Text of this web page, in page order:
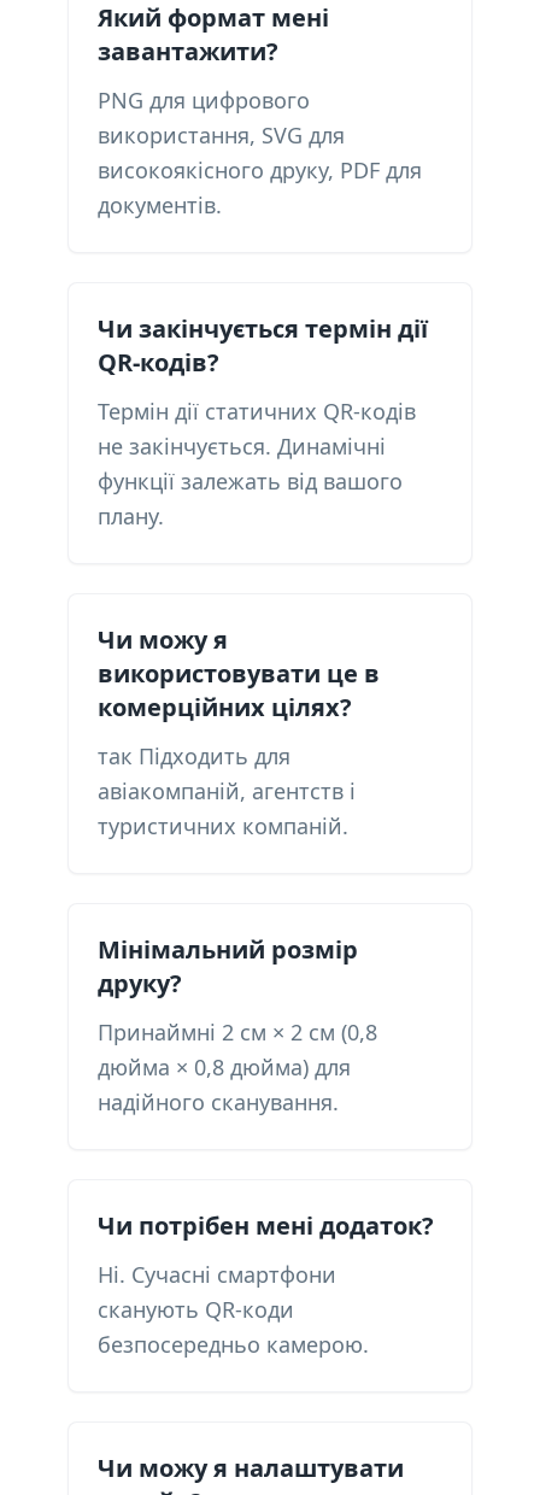
Який формат мені
завантажити?
PNG для цифрового
використання, SVG для
високоякісного друку, PDF для
документів.
Чи закінчується термін дії
QR-кодів?
Термін дії статичних QR-кодів
не закінчується. Динамічні
функції залежать від вашого
плану.
Чи можу я
використовувати це в
комерційних цілях?
так Підходить для
авіакомпаній, агентств і
туристичних компаній.
Мінімальний розмір
друку?
Принаймні 2 см × 2 см (0,8
дюйма × 0,8 дюйма) для
надійного сканування.
Чи потрібен мені додаток?
Ні. Сучасні смартфони
сканують QR-коди
безпосередньо камерою.
Чи можу я налаштувати